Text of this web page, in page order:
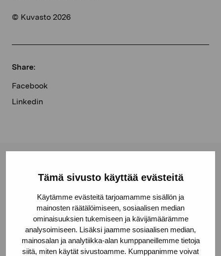
Tämä sivusto käyttää evästeitä
Käytämme evästeitä tarjoamamme sisällön ja
mainosten räätälöimiseen, sosiaalisen median
ominaisuuksien tukemiseen ja kävijämäärämme
analysoimiseen. Lisäksi jaamme sosiaalisen median,
mainosalan ja analytiikka-alan kumppaneillemme tietoja
siitä, miten käytät sivustoamme. Kumppanimme voivat
© Kuvasto 2026
Share:
Facebook
Linkedin
Pro Artibus Foundation
Gustav Wasas gata 11
10600 Ekenäs
proartibus@proartibus.fi
+358 (0)50 371 6339